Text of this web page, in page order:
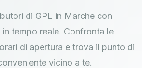
di GPL in Marche con
tempo reale. Confronta le
di apertura e trova il punto di
vicino a te.